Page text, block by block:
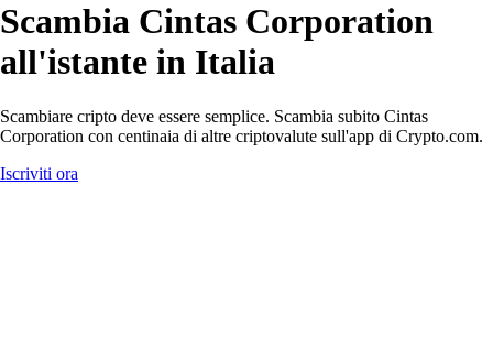
Scambia Cintas Corporation
all'istante in Italia
Scambiare cripto deve essere semplice. Scambia subito Cintas
Corporation con centinaia di altre criptovalute sull'app di Crypto.com.
Iscriviti ora